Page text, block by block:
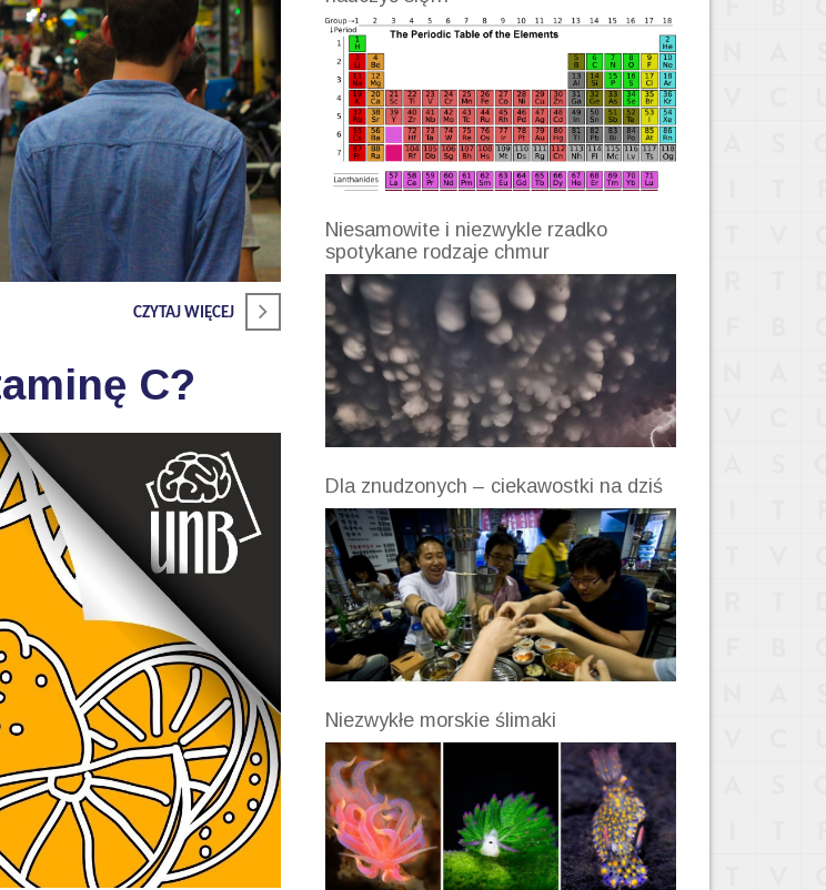
CZYTAJ WIĘCEJ
C?
Niesamowite i niezwykle rzadko
spotykane rodzaje chmur
Dla znudzonych – ciekawostki na dziś
Niezwykłe morskie ślimaki